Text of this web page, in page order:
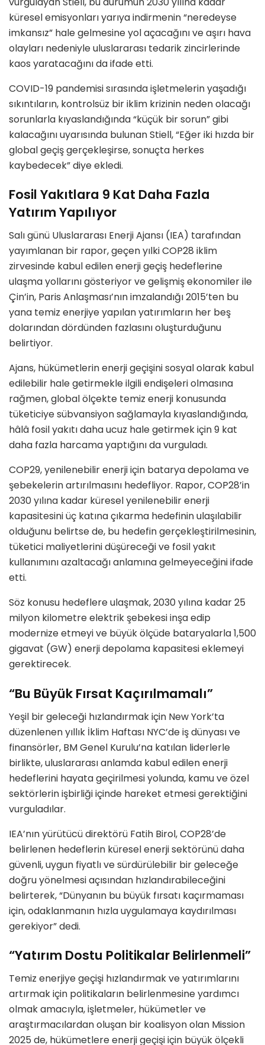
küresel emisyonları yarıya indirmenin “neredeyse
imkansız” hale gelmesine yol açacağını ve aşırı hava
olayları nedeniyle uluslararası tedarik zincirlerinde
kaos yaratacağını da ifade etti.
COVID-19 pandemisi sırasında işletmelerin yaşadığı
sıkıntıların, kontrolsüz bir iklim krizinin neden olacağı
sorunlarla kıyaslandığında “küçük bir sorun” gibi
kalacağını uyarısında bulunan Stiell, “Eğer iki hızda bir
global geçiş gerçekleşirse, sonuçta herkes
kaybedecek” diye ekledi.
Fosil Yakıtlara 9 Kat Daha Fazla
Yatırım Yapılıyor
Salı günü Uluslararası Enerji Ajansı (IEA) tarafından
yayımlanan bir rapor, geçen yılki COP28 iklim
zirvesinde kabul edilen enerji geçiş hedeflerine
ulaşma yollarını gösteriyor ve gelişmiş ekonomiler ile
Çin’in, Paris Anlaşması’nın imzalandığı 2015’ten bu
yana temiz enerjiye yapılan yatırımların her beş
dolarından dördünden fazlasını oluşturduğunu
belirtiyor.
Ajans, hükümetlerin enerji geçişini sosyal olarak kabul
edilebilir hale getirmekle ilgili endişeleri olmasına
rağmen, global ölçekte temiz enerji konusunda
tüketiciye sübvansiyon sağlamayla kıyaslandığında,
hâlâ fosil yakıtı daha ucuz hale getirmek için 9 kat
daha fazla harcama yaptığını da vurguladı.
COP29, yenilenebilir enerji için batarya depolama ve
şebekelerin artırılmasını hedefliyor. Rapor, COP28’in
2030 yılına kadar küresel yenilenebilir enerji
kapasitesini üç katına çıkarma hedefinin ulaşılabilir
olduğunu belirtse de, bu hedefin gerçekleştirilmesinin,
tüketici maliyetlerini düşüreceği ve fosil yakıt
kullanımını azaltacağı anlamına gelmeyeceğini ifade
etti.
Söz konusu hedeflere ulaşmak, 2030 yılına kadar 25
milyon kilometre elektrik şebekesi inşa edip
modernize etmeyi ve büyük ölçüde bataryalarla 1,500
gigavat (GW) enerji depolama kapasitesi eklemeyi
gerektirecek.
“Bu Büyük Fırsat Kaçırılmamalı”
Yeşil bir geleceği hızlandırmak için New York’ta
düzenlenen yıllık İklim Haftası NYC’de iş dünyası ve
finansörler, BM Genel Kurulu’na katılan liderlerle
birlikte, uluslararası anlamda kabul edilen enerji
hedeflerini hayata geçirilmesi yolunda, kamu ve özel
sektörlerin işbirliği içinde hareket etmesi gerektiğini
vurguladılar.
IEA’nın yürütücü direktörü Fatih Birol, COP28’de
belirlenen hedeflerin küresel enerji sektörünü daha
güvenli, uygun fiyatlı ve sürdürülebilir bir geleceğe
doğru yönelmesi açısından hızlandırabileceğini
belirterek, “Dünyanın bu büyük fırsatı kaçırmaması
için, odaklanmanın hızla uygulamaya kaydırılması
gerekiyor” dedi.
“Yatırım Dostu Politikalar Belirlenmeli”
Temiz enerjiye geçişi hızlandırmak ve yatırımlarını
artırmak için politikaların belirlenmesine yardımcı
olmak amacıyla, işletmeler, hükümetler ve
araştırmacılardan oluşan bir koalisyon olan Mission
2025 de, hükümetlere enerji geçişi için büyük ölçekli